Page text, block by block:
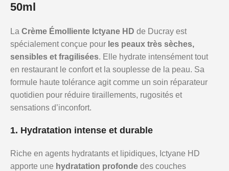
50ml
La Crème Émolliente Ictyane HD de Ducray est
spécialement conçue pour les peaux très sèches,
sensibles et fragilisées. Elle hydrate intensément tout
en restaurant le confort et la souplesse de la peau. Sa
formule haute tolérance agit comme un soin réparateur
quotidien pour réduire tiraillements, rugosités et
sensations d’inconfort.
1. Hydratation intense et durable
Riche en agents hydratants et lipidiques, Ictyane HD
apporte une hydratation profonde des couches